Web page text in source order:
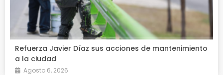
Refuerza Javier Díaz sus acciones de mantenimiento
a la ciudad
Agosto 6, 2026